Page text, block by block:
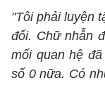
"Tôi phải luyện
đối. Chữ nhẫn
mối quan hệ
số 0 nữa. Có